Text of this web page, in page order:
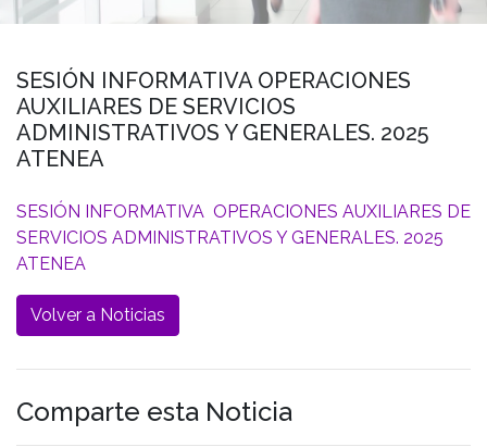
SESIÓN INFORMATIVA OPERACIONES
AUXILIARES DE SERVICIOS
ADMINISTRATIVOS Y GENERALES. 2025
ATENEA
SESIÓN INFORMATIVA OPERACIONES AUXILIARES DE
SERVICIOS ADMINISTRATIVOS Y GENERALES. 2025
ATENEA
Volver a Noticias
Comparte esta Noticia